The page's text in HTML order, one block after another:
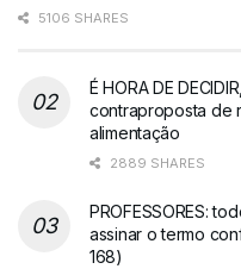
5106 SHARES
É HORA DE
contraproposta de
alimentação
2889 SHARES
PROFESSORES:
assinar o termo
168)